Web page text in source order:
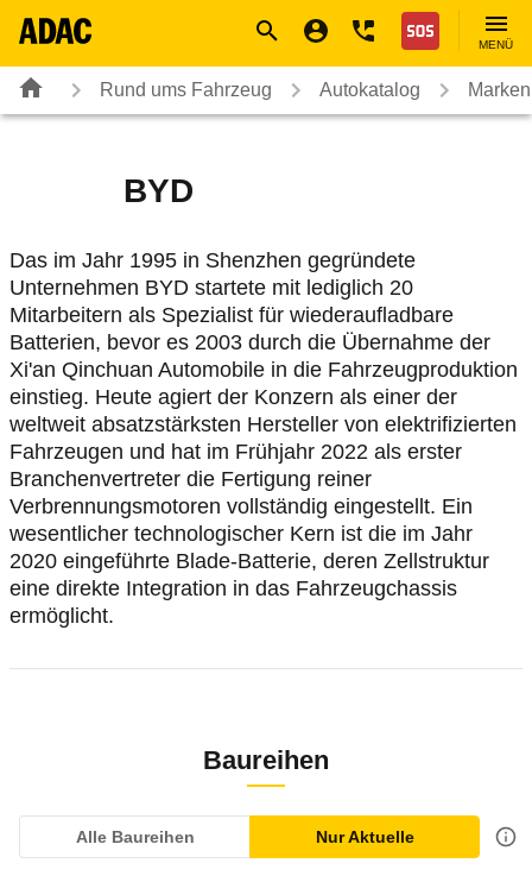
Nothilfe
MENÜ
Rund ums Fahrzeug Autokatalog
BYD
Das im Jahr 1995 in Shenzhen gegründete
Unternehmen BYD startete mit lediglich 20
Mitarbeitern als Spezialist für wiederaufladbare
Batterien, bevor es 2003 durch die Übernahme der
Xi'an Qinchuan Automobile in die Fahrzeugproduktion
einstieg. Heute agiert der Konzern als einer der
weltweit absatzstärksten Hersteller von elektrifizierten
Fahrzeugen und hat im Frühjahr 2022 als erster
Branchenvertreter die Fertigung reiner
Verbrennungsmotoren vollständig eingestellt. Ein
wesentlicher technologischer Kern ist die im Jahr
2020 eingeführte Blade-Batterie, deren Zellstruktur
eine direkte Integration in das Fahrzeugchassis
ermöglicht.
Baureihen
Alle Baureihen Nur Aktuelle